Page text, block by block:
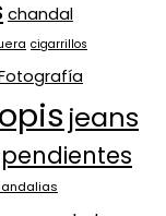
chandal
cigarrillos
jeans
pendientes